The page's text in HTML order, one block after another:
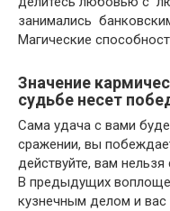
занимались
Магические
Значение
судьбе несет
Сама удача с вами
сражении, вы
действуйте, вам нельзя
В предыдущих
кузнечным делом и